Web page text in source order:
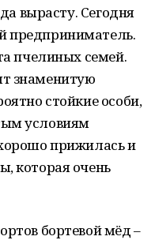
вырасту. Сегодня
предприниматель.
пчелиных семей.
знаменитую
стойкие особи,
условиям
прижилась и
которая очень
бортевой мёд –